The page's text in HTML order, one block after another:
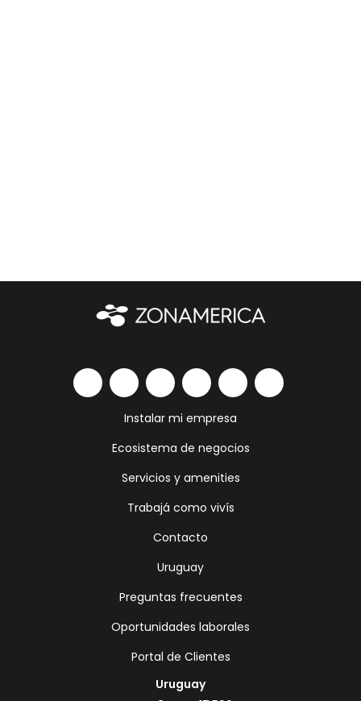
Instalar mi empresa
Ecosistema de negocios
Servicios y amenities
Trabajá como vivís
Contacto
Uruguay
Preguntas frecuentes
Oportunidades laborales
Portal de Clientes
Uruguay